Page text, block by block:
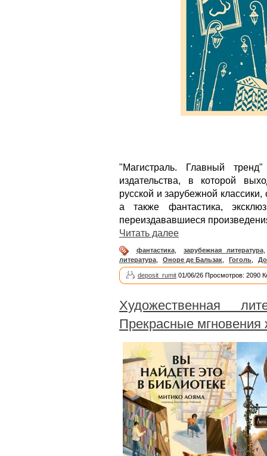
"Магистраль. Главный
издательства, в которой
русской и зарубежной
а также фантастика,
переиздававшиеся
Читать далее
фантастика, зарубежная литература
литература
Оноре де Бальзак Гоголь
deposit_rumit 01/06/26 Просмотров: 2090
Художественная
Прекрасные мгновения